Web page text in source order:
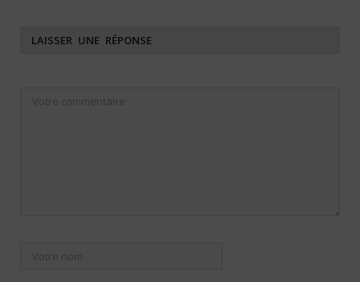
LAISSER UNE RÉPONSE